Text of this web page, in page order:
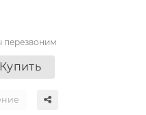
перезвоним
Купить